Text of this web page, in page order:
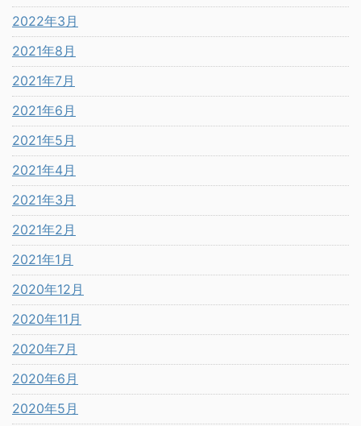
2022年3月
2021年8月
2021年7月
2021年6月
2021年5月
2021年4月
2021年3月
2021年2月
2021年1月
2020年12月
2020年11月
2020年7月
2020年6月
2020年5月